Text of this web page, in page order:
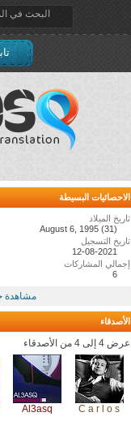
الاحصائيات البسيطة
تاريخ الميلاد
August 6, 1995 (31)
تاريخ التسجيل
12-08-2021
إجمالي المشاركات
6
مشاهدة
الأصدقاء
عرض 4 إلى 4 من الأصدقاء
C a r l o s
Al3asq